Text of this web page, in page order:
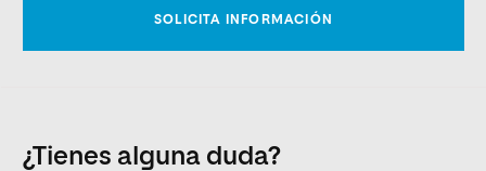
¿Tienes alguna duda?